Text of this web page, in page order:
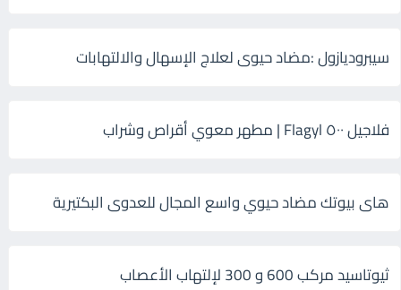
سيبروديازول :مضاد حيوى لعلاج الإسهال والالتهابات
فلاجيل ٥٠٠ Flagyl | مطهر معوي أقراص وشراب
هاى بيوتك مضاد حيوي واسع المجال للعدوى البكتيرية
ثيوتاسيد مركب 600 و 300 لإلتهاب الأعصاب